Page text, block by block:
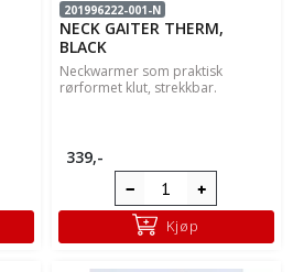
201996222-001-N
NECK GAITER THERM,
BLACK
Neckwarmer som praktisk
rørformet klut, strekkbar.
339,-
Kjøp